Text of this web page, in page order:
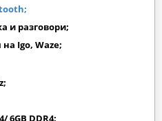
и разговори;
Igo, Waze;
6GB DDR4;